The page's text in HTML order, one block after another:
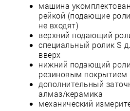
машина
рейкой (подающие
не входят)
верхний подающий
специальный ролик S
вверх
нижний подающий
резиновым покрытием
дополнительный
алмаз/керамика
механический